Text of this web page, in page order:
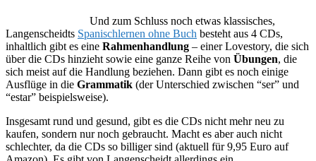
Und zum Schluss noch etwas klassisches,
Langenscheidts Spanischlernen ohne Buch besteht aus 4 CDs,
inhaltlich gibt es eine Rahmenhandlung – einer Lovestory, die sich
über die CDs hinzieht sowie eine ganze Reihe von Übungen, die
sich meist auf die Handlung beziehen. Dann gibt es noch einige
Ausflüge in die Grammatik (der Unterschied zwischen “ser” und
“estar” beispielsweise).
Insgesamt rund und gesund, gibt es die CDs nicht mehr neu zu
kaufen, sondern nur noch gebraucht. Macht es aber auch nicht
schlechter, da die CDs so billiger sind (aktuell für 9,95 Euro auf